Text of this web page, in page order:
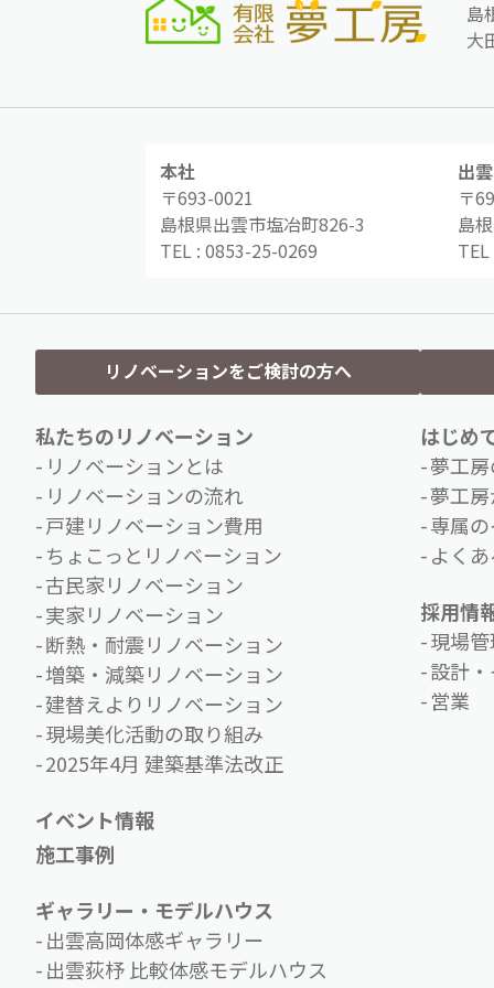
島
大
本社
〒693-0021
島根県出雲市塩冶町826-3
TEL : 0853-25-0269
出
〒
島
リノベーションをご検討の方へ
私たちのリノベーション
リノベーションとは
リノベーションの流れ
戸建リノベーション費用
ちょこっとリノベーション
古民家リノベーション
実家リノベーション
断熱・耐震リノベーション
増築・減築リノベーション
建替えよりリノベーション
現場美化活動の取り組み
2025年4月 建築基準法改正
イベント情報
施工事例
ギャラリー・モデルハウス
出雲高岡体感ギャラリー
出雲荻杼 比較体感モデルハウス
はじめ
夢工
夢工
専属
よく
採用情
現場
設計
営業